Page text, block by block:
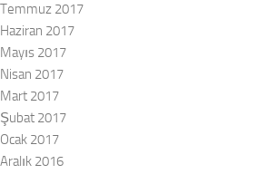
Temmuz 2017
Haziran 2017
Mayıs 2017
Nisan 2017
Mart 2017
Şubat 2017
Ocak 2017
Aralık 2016